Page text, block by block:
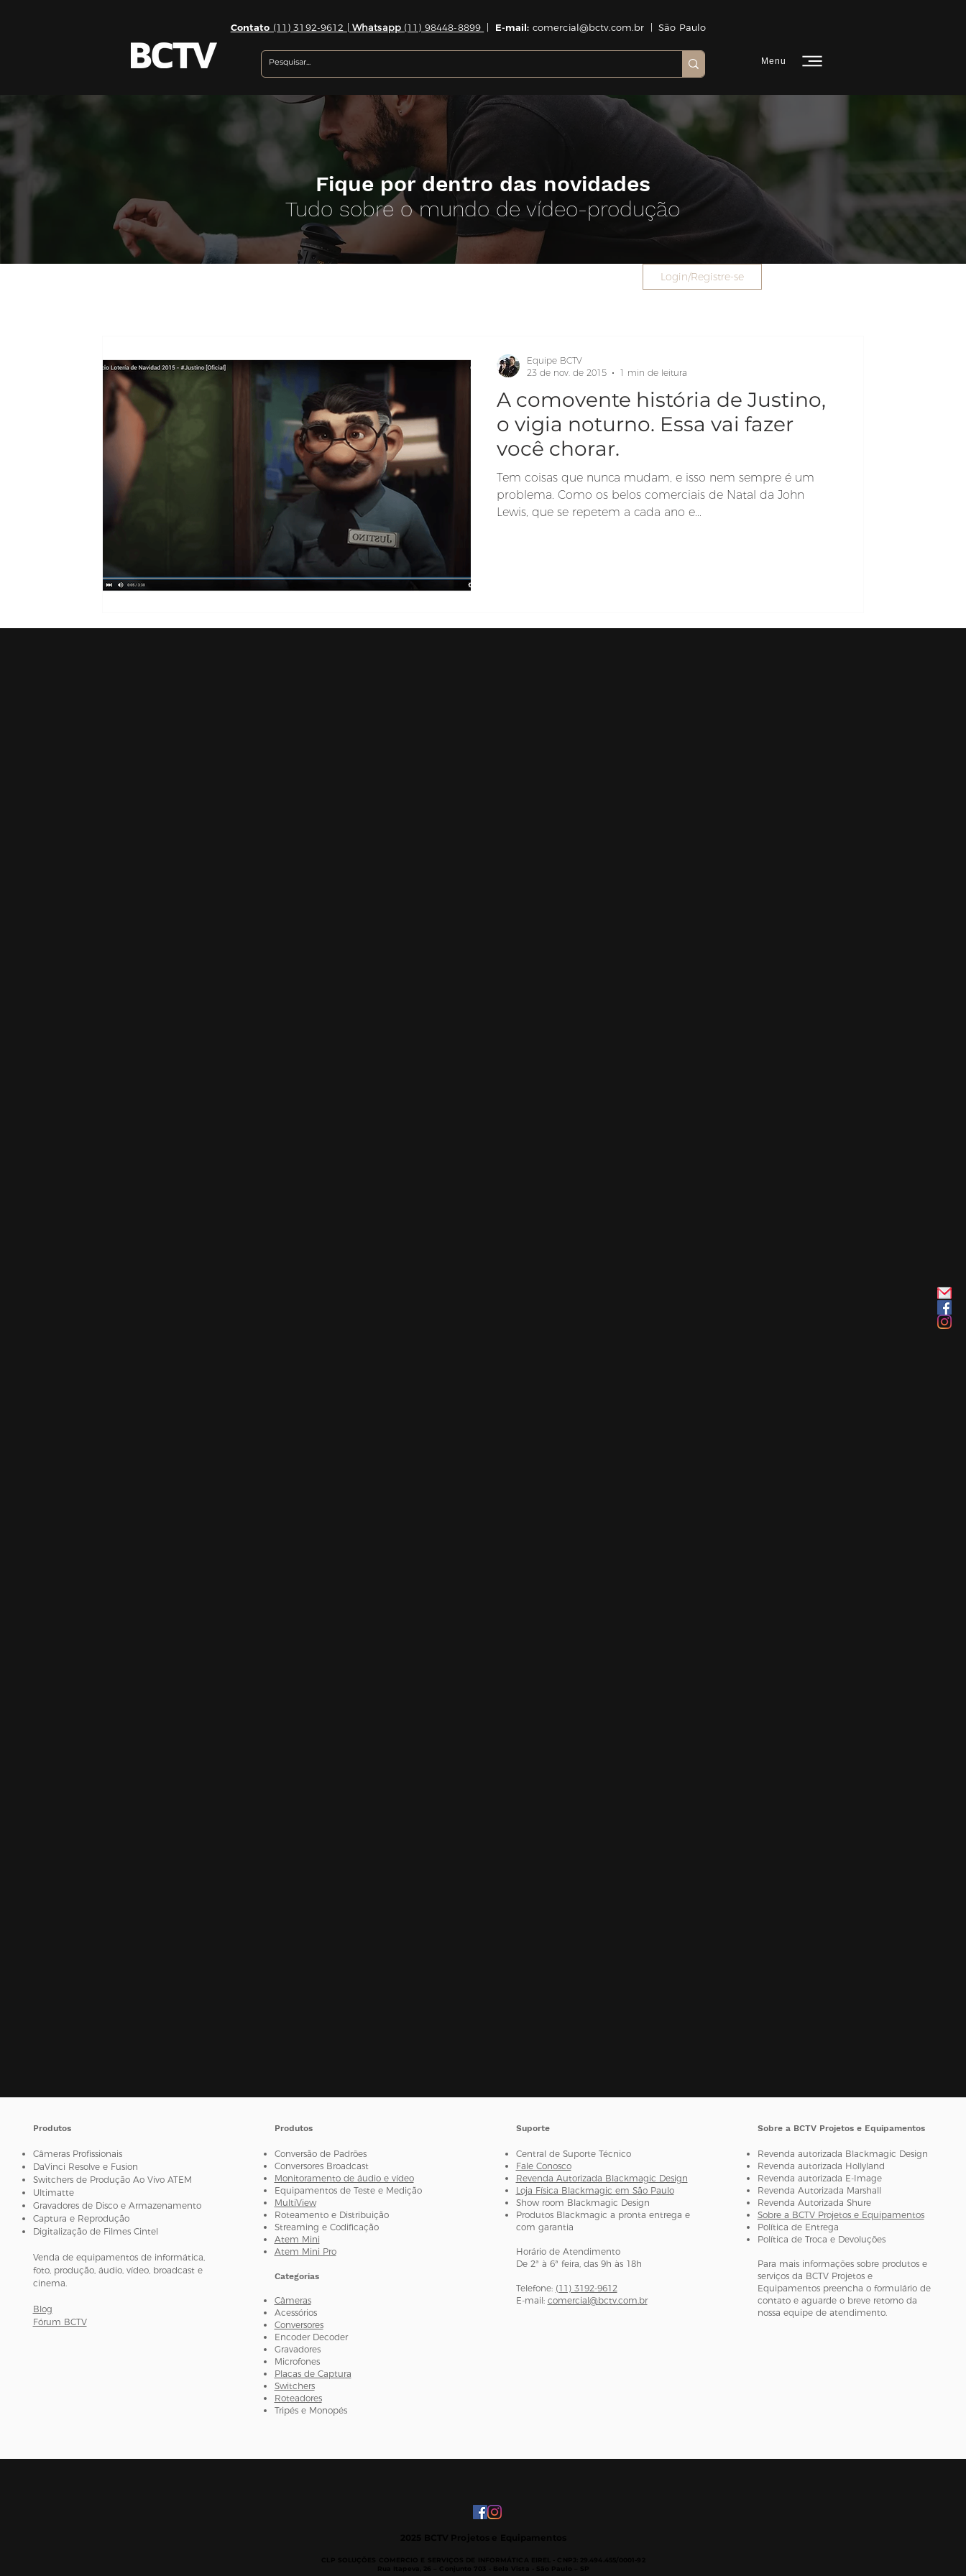
Contato (11) 3192-9612 | Whatsapp(11) 98448-8899 E-mail: comercial@bctv.com.br | São Paulo
Menu
Fique por dentro das novidades
Tudo sobre o mundo de vídeo-produção
Login/Registre-se
A comovente história de Justino,
o vigia noturno. Essa vai fazer
você chorar.
Tem coisas que nunca mudam, e isso nem sempre é um
problema. Como os belos comerciais de Natal da John
Lewis, que se repetem a cada ano e...
Equipe BCTV
23 de nov. de 2015
1 min de leitura
Produtos
Câmeras Profissionais
DaVinci Resolve e Fusion
Switchers de Produção Ao Vivo ATEM
Ultimatte
Gravadores de Disco e Armazenamento
Captura e Reprodução
Digitalização de Filmes Cintel
Venda de equipamentos de informática,
foto, produção, áudio, vídeo, broadcast e
cinema.
Blog
Fórum BCTV
Produtos
Conversão de Padrões
Conversores Broadcast
Monitoramento de áudio e vídeo
Equipamentos de Teste e Medição
MultiView
Roteamento e Distribuição
Streaming e Codificação
Atem Mini
Atem Mini Pro
Categorias
Câmeras
Acessórios
Conversores
Encoder Decoder
Gravadores
Microfones
Placas de Captura
Switchers
Roteadores
Tripés e Monopés
Suporte
Central de Suporte Técnico
Fale Conosco
Revenda Autorizada Blackmagic Design
Loja Física Blackmagic em São Paulo
Show room Blackmagic Design
Produtos Blackmagic a pronta entrega e
com garantia
Horário de Atendimento
De 2ª à 6ª feira, das 9h às 18h
Telefone: (11) 3192-9612
E-mail: comercial@bctv.com.br
Sobre a BCTV Projetos e Equipamentos
Revenda autorizada Blackmagic Design
Revenda autorizada Hollyland
Revenda autorizada E-Image
Revenda Autorizada Marshall
Revenda Autorizada Shure
Sobre a BCTV Projetos e Equipamentos
Política de Entrega
Política de Troca e Devoluções
Para mais informações sobre produtos e
serviços da BCTV Projetos e
Equipamentos preencha o formulário de
contato e aguarde o breve retorno da
nossa equipe de atendimento.